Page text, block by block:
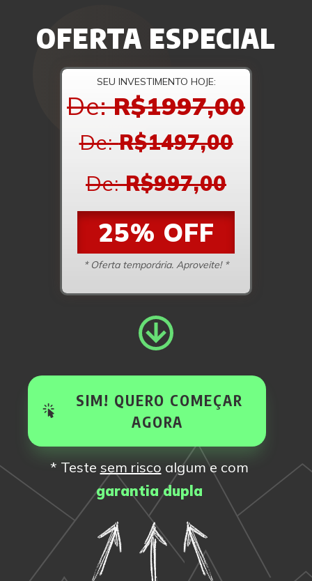
OFERTA ESPECIAL
SEU INVESTIMENTO HOJE:
De:R$1997,00
De:R$1497,00
De:R$997,00
25% OFF
* Oferta temporária. Aproveite! *
SIM! QUERO COMEÇAR
AGORA
* Teste sem risco algum e com
garantia dupla